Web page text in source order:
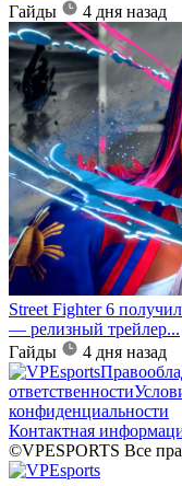
Гайды
4 дня назад
Street Fighter 6
— релизный трейлер...
Гайды
4 дня назад
ответственности
конфиденциальности
Контактная
©VPESPORTS Все